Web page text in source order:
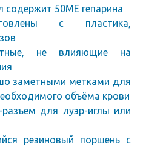
50МЕ гепарина
с пластика,
не влияющие на
заметными метками для
объёма крови
для луэр-иглы или
резиновый поршень с